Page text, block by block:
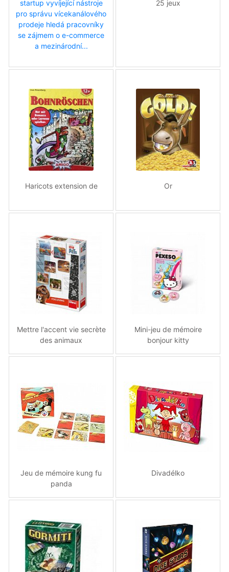
startup vyvíjející nástroje
pro správu vícekanálového
prodeje hledá pracovníky
se zájmem o e-commerce
a mezinárodní...
25 jeux
Haricots extension de Or
Mettre l'accent vie secrète
des animaux
Mini-jeu de mémoire
bonjour kitty
Jeu de mémoire kung fu
panda
Divadélko